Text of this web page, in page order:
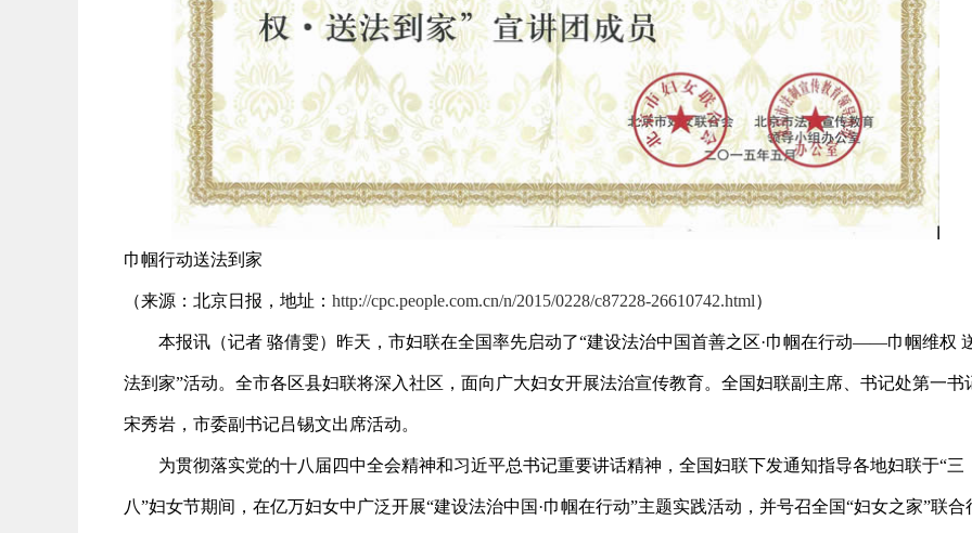
巾帼行动送法到家
（来源：北京日报，地址： http://cpc.people.com.cn/n/2015/0228/c87228-26610742.html）
本报讯（记者 骆倩雯）昨天，市妇联在全国率先启动了“建设法治中国首善之区·巾帼在行动——巾帼维权
法到家”活动。全市各区县妇联将深入社区，面向广大妇女开展法治宣传教育。全国妇联副主席、书记处第一书
宋秀岩，市委副书记吕锡文出席活动。
为贯彻落实党的十八届四中全会精神和习近平总书记重要讲话精神，全国妇联下发通知指导各地妇联于“三
八”妇女节期间，在亿万妇女中广泛开展“建设法治中国·巾帼在行动”主题实践活动，并号召全国“妇女之家”联合